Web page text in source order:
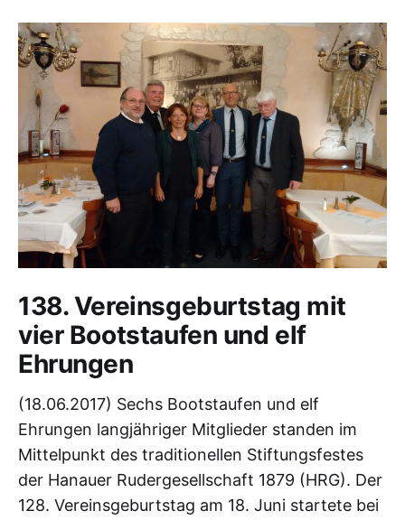
138. Vereinsgeburtstag mit
vier Bootstaufen und elf
Ehrungen
(18.06.2017) Sechs Bootstaufen und elf
Ehrungen langjähriger Mitglieder standen im
Mittelpunkt des traditionellen Stiftungsfestes
der Hanauer Rudergesellschaft 1879 (HRG). Der
128. Vereinsgeburtstag am 18. Juni startete bei